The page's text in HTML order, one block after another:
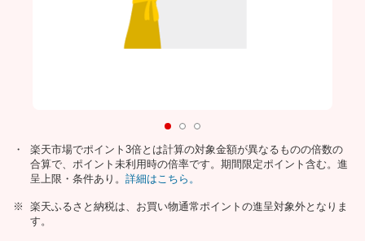
楽天市場でポイント3倍とは計算の対象金額が異なるものの倍数の
合算で、ポイント未利用時の倍率です。期間限定ポイント含む。進
呈上限・条件あり。 詳細はこちら。
楽天ふるさと納税は、お買い物通常ポイントの進呈対象外となりま
す。